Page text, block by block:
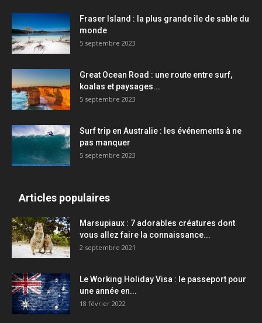
Fraser Island : la plus grande île de sable du
monde
5 septembre 2023
Great Ocean Road : une route entre surf,
koalas et paysages...
5 septembre 2023
Surf trip en Australie : les événements à ne
pas manquer
5 septembre 2023
Articles populaires
Marsupiaux : 7 adorables créatures dont
vous allez faire la connaissance...
2 septembre 2021
Le Working Holiday Visa : le passeport pour
une année en...
18 février 2022